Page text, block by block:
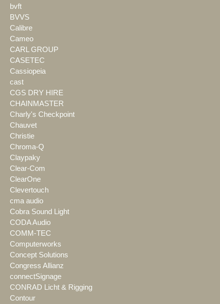
bvft
BVVS
Calibre
Cameo
CARL GROUP
CASETEC
Cassiopeia
cast
CGS DRY HIRE
CHAINMASTER
Charly's Checkpoint
Chauvet
Christie
Chroma-Q
Claypaky
Clear-Com
ClearOne
Clevertouch
cma audio
Cobra Sound Light
CODA Audio
COMM-TEC
Computerworks
Concept Solutions
Congress Allianz
connectSignage
CONRAD Licht & Rigging
Contour